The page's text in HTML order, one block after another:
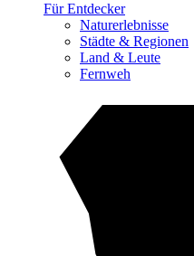
Für Entdecker
Naturerlebnisse
Städte & Regionen
Land & Leute
Fernweh